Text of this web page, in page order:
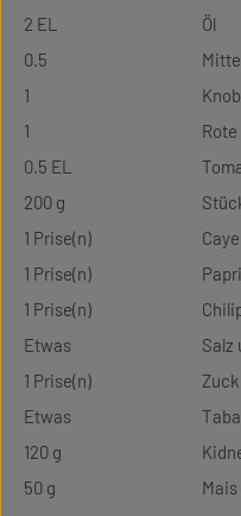
2 EL
Öl
0.5
1
1
0.5 EL
200 g
1 Prise(n)
1 Prise(n)
1 Prise(n)
Etwas
Salz
1 Prise(n)
Etwas
120 g
50 g